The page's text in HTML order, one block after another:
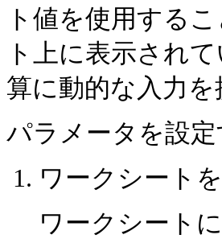
ト値を使用する
ト上に表示され
算に動的な入力
パラメータを設
ワークシート
ワークシート